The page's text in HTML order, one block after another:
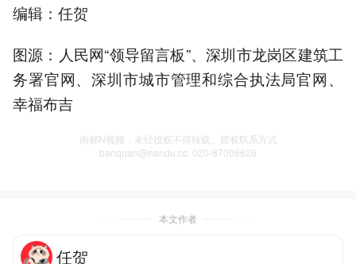
编辑：任贺
图源：人民网“领导留言板”、深圳市龙岗区建筑工
务署官网、深圳市城市管理和综合执法局官网、
幸福布吉
南都N视频，未经授权不得转载、授权联系方式
banquan@nandu.cc. 020-87006626
本文作者
任贺